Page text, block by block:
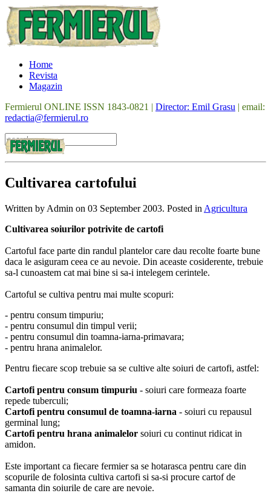
Home
Revista
Magazin
Fermierul ONLINE ISSN 1843-0821 | Director: Emil Grasu | email:
redactia@fermierul.ro
Cultivarea cartofului
Written by Admin on 03 September 2003. Posted in Agricultura
Cultivarea soiurilor potrivite de cartofi
Cartoful face parte din randul plantelor care dau recolte foarte bune
daca le asiguram ceea ce au nevoie. Din aceaste cosiderente, trebuie
sa-l cunoastem cat mai bine si sa-i intelegem cerintele.
Cartoful se cultiva pentru mai multe scopuri:
- pentru consum timpuriu;
- pentru consumul din timpul verii;
- pentru consumul din toamna-iarna-primavara;
- pentru hrana animalelor.
Pentru fiecare scop trebuie sa se cultive alte soiuri de cartofi, astfel:
Cartofi pentru consum timpuriu - soiuri care formeaza foarte
repede tuberculi;
Cartofi pentru consumul de toamna-iarna - soiuri cu repausul
germinal lung;
Cartofi pentru hrana animalelor soiuri cu continut ridicat in
amidon.
Este important ca fiecare fermier sa se hotarasca pentru care din
scopurile de folosinta cultiva cartofi si sa-si procure cartof de
samanta din soiurile de care are nevoie.